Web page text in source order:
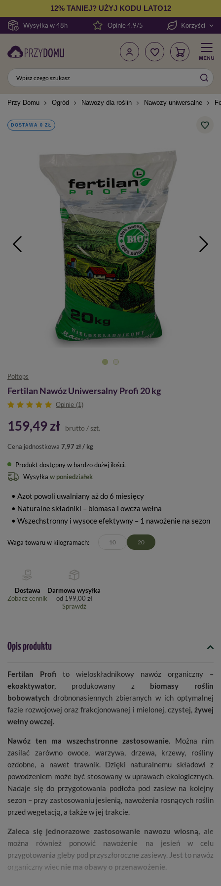
Wysyłka w 48h
12% TANIEJ? UŻYJ KODU LATO12
Opinie 4.9/5 Korzyści
Przy Domu Ogród Nawozy dla roślin Nawozy uniwersalne
DOSTAWA 0 ZŁ
Poltops
Fertilan Nawóz Uniwersalny Profi 20 kg
Opinie (1)
159,49 zł brutto / szt.
Cena jednostkowa 7,97 zł / kg
Produkt dostępny w bardzo dużej ilości
Wysyłka w poniedziałek
• Azot powoli uwalniany aż do 6 miesięcy
• Naturalne składniki – biomasa i owcza wełna
• Wszechstronny i wysoce efektywny – 1 nawożenie na sezon
Waga towaru w kilogramach 10 20
Dostawa
Zobacz cennik
Darmowa wysyłka
od 199,00 zł
Sprawdź
Opis produktu
Fertilan Profi to wieloskładnikowy nawóz organiczny –
ekoaktywator, produkowany z biomasy roślin
bobowatychdrobnonasiennych zbieranych w ich optymalnej
fazie rozwojowej oraz frakcjonowanej i mielonej, czystej, żywej
wełny owczej.
Nawóz ten ma wszechstronne zastosowanie. Można nim
zasilać zarówno owoce, warzywa, drzewa, krzewy, rośliny
ozdobne, a nawet trawnik. Dzięki naturalnemu składowi z
powodzeniem może być stosowany w uprawach ekologicznych.
Nadaje się do przygotowania podłoża pod zasiew na kolejny
sezon – przy zastosowaniu jesienią, nawożenia rosnących roślin
przed wegetacją, a także w jej trakcie.
Zaleca się jednorazowe zastosowanie nawozu wiosną, ale
można również ponowić nawożenie na jesień w celu
przygotowania gleby pod przyszłoroczne zasiewy. Jest to nawóz
organiczny wiec nie ma obawy o przenawożenie.